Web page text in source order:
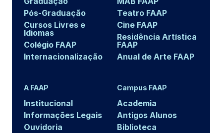
Pós-Graduação
Cursos Livres e
Idiomas
Colégio FAAP
Internacionalização
Teatro FAAP
Cine FAAP
Residência Artística
FAAP
Anual de Arte FAAP
A FAAP
Institucional
Informações Legais
Ouvidoria
Campus FAAP
Academia
Antigos Alunos
Biblioteca